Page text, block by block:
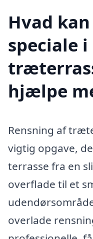
Hvad
speciale
hjælpe
Rensning af
vigtig opgave,
terrasse fra en
overflade til et
overlade